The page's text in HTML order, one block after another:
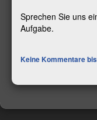
Sprechen Sie uns
Aufgabe.
Keine Kommentare